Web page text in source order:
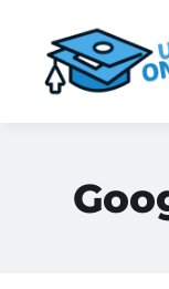
content